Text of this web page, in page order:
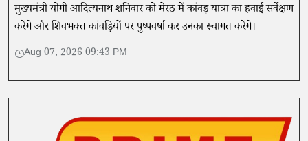
मुख्यमंत्री योगी आदित्यनाथ शनिवार को मेरठ में कांवड़ यात्रा का हवाई सर्वेक्षण
करेंगे और शिवभक्त कांवड़ियों पर पुष्पवर्षा कर उनका स्वागत करेंगे।
Aug 07, 2026 09:43 PM